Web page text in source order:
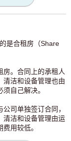
是合租房（Share
房。合同上的承租人
清洁和设备管理也由
自己解决。
司单独签订合同，
清洁和设备管理由运
用较低。